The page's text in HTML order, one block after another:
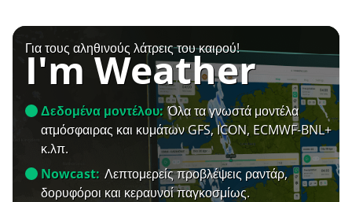
Για τους αληθινούς λάτρεις του καιρού!
I'm Weather
Δεδομένα μοντέλου: Όλα τα γνωστά μοντέλα
ατμόσφαιρας και κυμάτων GFS, ICON, ECMWF-BNL+
κ.λπ.
Nowcast: Λεπτομερείς προβλέψεις ραντάρ,
δορυφόροι και κεραυνοί παγκοσμίως.